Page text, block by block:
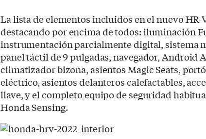
La lista de elementos incluidos en el nuevo HR-
destacando por encima de todos: iluminación
instrumentación parcialmente digital, sistema
panel táctil de 9 pulgadas, navegador, Android
climatizador bizona, asientos Magic Seats,
eléctrico, asientos delanteros calefactables,
llave, y el completo equipo de seguridad
Honda Sensing.